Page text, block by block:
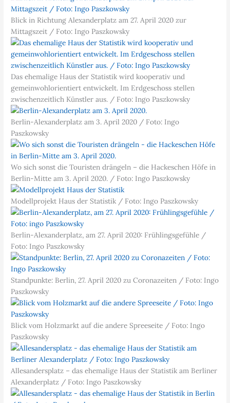
Blick in Richtung Alexanderplatz am 27. April 2020 zur
Mittagszeit / Foto: Ingo Paszkowsky
Das ehemalige Haus der Statistik wird kooperativ und
gemeinwohlorientiert entwickelt. Im Erdgeschoss stellen
zwischenzeitlich Künstler aus. / Foto: Ingo Paszkowsky
Berlin-Alexanderplatz am 3. April 2020 / Foto: Ingo
Paszkowsky
Wo sich sonst die Touristen drängeln – die Hackeschen Höfe in
Berlin-Mitte am 3. April 2020. / Foto: Ingo Paszkowsky
Modellprojekt Haus der Statistik / Foto: Ingo Paszkowsky
Berlin-Alexanderplatz, am 27. April 2020: Frühlingsgefühle /
Foto: Ingo Paszkowsky
Standpunkte: Berlin, 27. April 2020 zu Coronazeiten / Foto: Ingo
Paszkowsky
Blick vom Holzmarkt auf die andere Spreeseite / Foto: Ingo
Paszkowsky
Allesandersplatz – das ehemalige Haus der Statistik am Berliner
Alexanderplatz / Foto: Ingo Paszkowsky